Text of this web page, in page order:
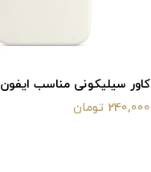
کاور سیلیکونی مناسب ایفون 11 پرومکس
240,000 تومان